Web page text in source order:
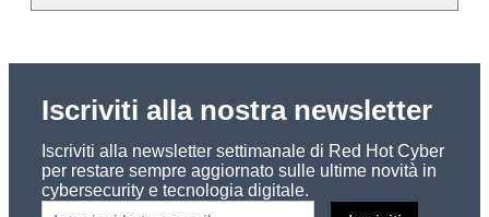
Iscriviti alla nostra newsletter
Iscriviti alla newsletter settimanale di Red Hot Cyber
per restare sempre aggiornato sulle ultime novità in
cybersecurity e tecnologia digitale.